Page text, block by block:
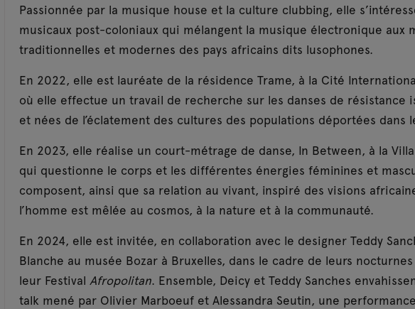
Passionnée par la musique house et la culture clubbing, elle
musicaux post-coloniaux qui mélangent la musique électronique aux
traditionnelles et modernes des pays africains dits lusophones.
En 2022, elle est lauréate de la résidence Trame, à la Cité
où elle effectue un travail de recherche sur les danses de résistance
et nées de l’éclatement des cultures des populations déportées dans
En 2023, elle réalise un court-métrage de danse, In Between, à la
qui questionne le corps et les différentes énergies féminines et
composent, ainsi que sa relation au vivant, inspiré des visions
l’homme est mêlée au cosmos, à la nature et à la communauté.
En 2024, elle est invitée, en collaboration avec le designer Teddy
Blanche au musée Bozar à Bruxelles, dans le cadre de leurs
leur Festival Afropolitan. Ensemble, Deicy et Teddy Sanches
talk mené par Olivier Marboeuf et Alessandra Seutin, une